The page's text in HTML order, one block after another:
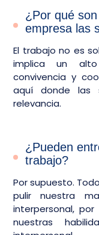
¿Por qué
empresa las
El trabajo no es
implica un alto
convivencia y
aquí donde las
relevancia.
¿Pueden
trabajo?
Por supuesto.
pulir nuestra
interpersonal,
nuestras